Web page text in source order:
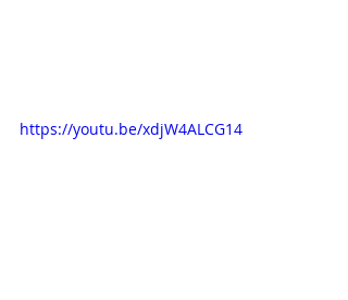
https://youtu.be/xdjW4ALCG14